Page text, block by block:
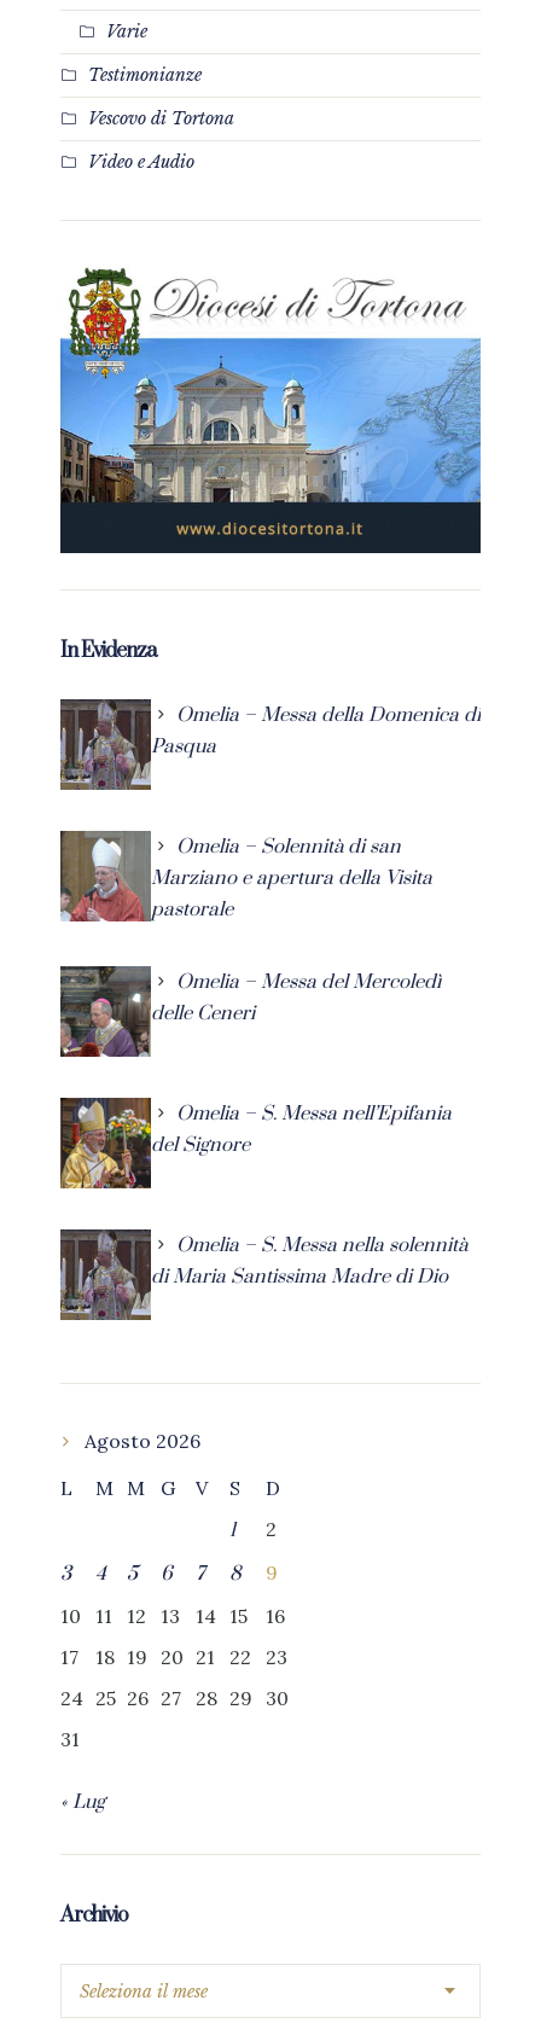
Varie
Testimonianze
Vescovo di Tortona
Video e Audio
In Evidenza
Omelia – Messa della Domenica di
Pasqua
Omelia – Solennità di san
Marziano e apertura della Visita
pastorale
Omelia – Messa del Mercoledì
delle Ceneri
Omelia – S. Messa nell’Epifania
del Signore
Omelia – S. Messa nella solennità
di Maria Santissima Madre di Dio
Agosto 2026
L
M M G V S
D
1
2
3
4 5 6 7 8
9
10
11 12 13 14 15
16
17
18 19 20 21 22
23
24 25 26 27 28 29
30
31
« Lug
Archivio